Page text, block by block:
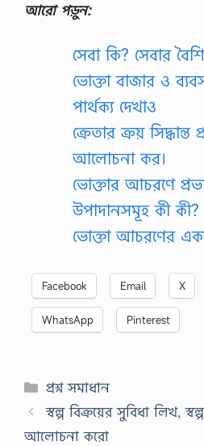
আরো পড়ুন:
সেবা কি? সেবার
ভোক্তা বাজার ও
পার্থক্য দেখাও
ক্রেতার ক্রয় সিদ্ধান্ত
আলোচনা কর।
ভোক্তার আচরণে
উপাদানসমূহ কী
ভোক্তা আচরণের
Facebook Email X
WhatsApp Pinterest
Categories
প্রশ্ন সমাধান
স্বল্প বিক্রয়ের সুবিধা লিখ,
আলোচনা করো